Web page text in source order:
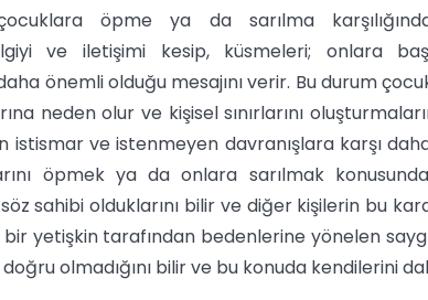
öpme ya da sarılma
ilgiyi ve iletişimi kesip, küsmeleri; onlara
önemli olduğu mesajını verir. Bu durum
neden olur ve kişisel sınırlarını
istismar ve istenmeyen davranışlara karşı
öpmek ya da onlara sarılmak
sahibi olduklarını bilir ve diğer kişilerin bu
yetişkin tarafından bedenlerine yönelen
olmadığını bilir ve bu konuda kendilerini